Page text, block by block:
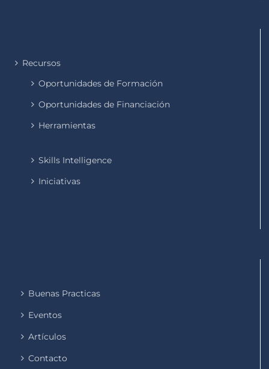
Recursos
Oportunidades de Formación
Oportunidades de Financiación
Herramientas
Skills Intelligence
Iniciativas
Buenas Practicas
Eventos
Artículos
Contacto